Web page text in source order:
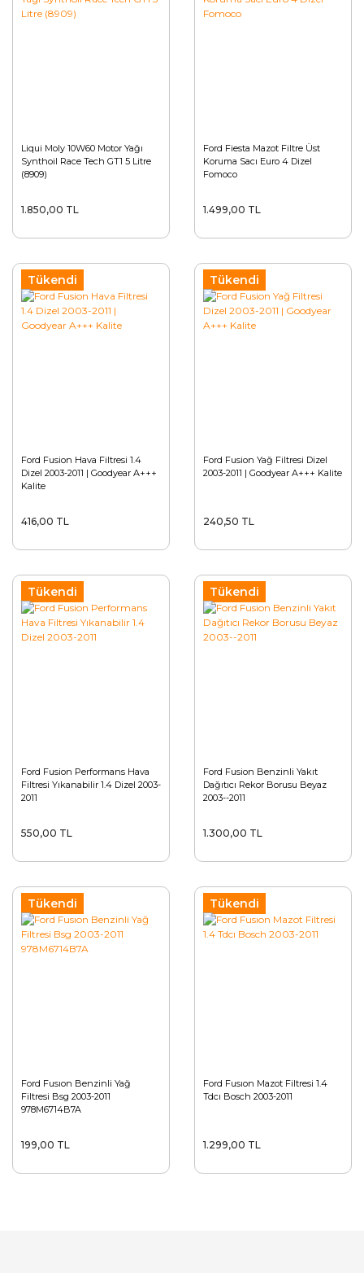
Liqui Moly 10W60 Motor Yağı
Synthoil Race Tech GT1 5 Litre
(8909)
1.850,00 TL
Ford Fiesta Mazot Filtre Üst
Koruma Sacı Euro 4 Dizel
Fomoco
1.499,00 TL
Tükendi
Ford Fusion Hava Filtresi 1.4
Dizel 2003-2011 | Goodyear A+++
Kalite
416,00 TL
Tükendi
Ford Fusion Yağ Filtresi Dizel
2003-2011 | Goodyear A+++ Kalite
240,50 TL
Tükendi
Ford Fusion Performans Hava
Filtresi Yıkanabilir 1.4 Dizel 2003-
2011
550,00 TL
Tükendi
Ford Fusion Benzinli Yakıt
Dağıtıcı Rekor Borusu Beyaz
2003--2011
1.300,00 TL
Tükendi
Ford Fusıon Benzinli Yağ
Filtresi Bsg 2003-2011
978M6714B7A
199,00 TL
Tükendi
Ford Fusıon Mazot Filtresi 1.4
Tdcı Bosch 2003-2011
1.299,00 TL